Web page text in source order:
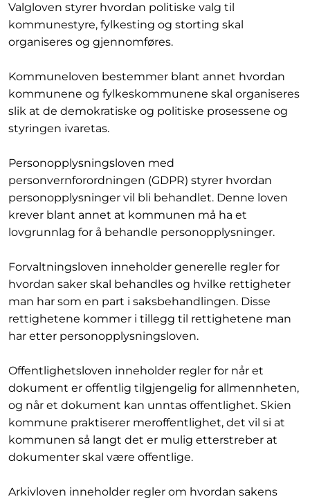
Valgloven styrer hvordan politiske valg til
kommunestyre, fylkesting og storting skal
organiseres og gjennomføres.
Kommuneloven bestemmer blant annet hvordan
kommunene og fylkeskommunene skal organiseres
slik at de demokratiske og politiske prosessene og
styringen ivaretas.
Personopplysningsloven med
personvernforordningen (GDPR) styrer hvordan
personopplysninger vil bli behandlet. Denne loven
krever blant annet at kommunen må ha et
lovgrunnlag for å behandle personopplysninger.
Forvaltningsloven inneholder generelle regler for
hvordan saker skal behandles og hvilke rettigheter
man har som en part i saksbehandlingen. Disse
rettighetene kommer i tillegg til rettighetene man
har etter personopplysningsloven.
Offentlighetsloven inneholder regler for når et
dokument er offentlig tilgjengelig for allmennheten,
og når et dokument kan unntas offentlighet. Skien
kommune praktiserer meroffentlighet, det vil si at
kommunen så langt det er mulig etterstreber at
dokumenter skal være offentlige.
Arkivloven inneholder regler om hvordan sakens